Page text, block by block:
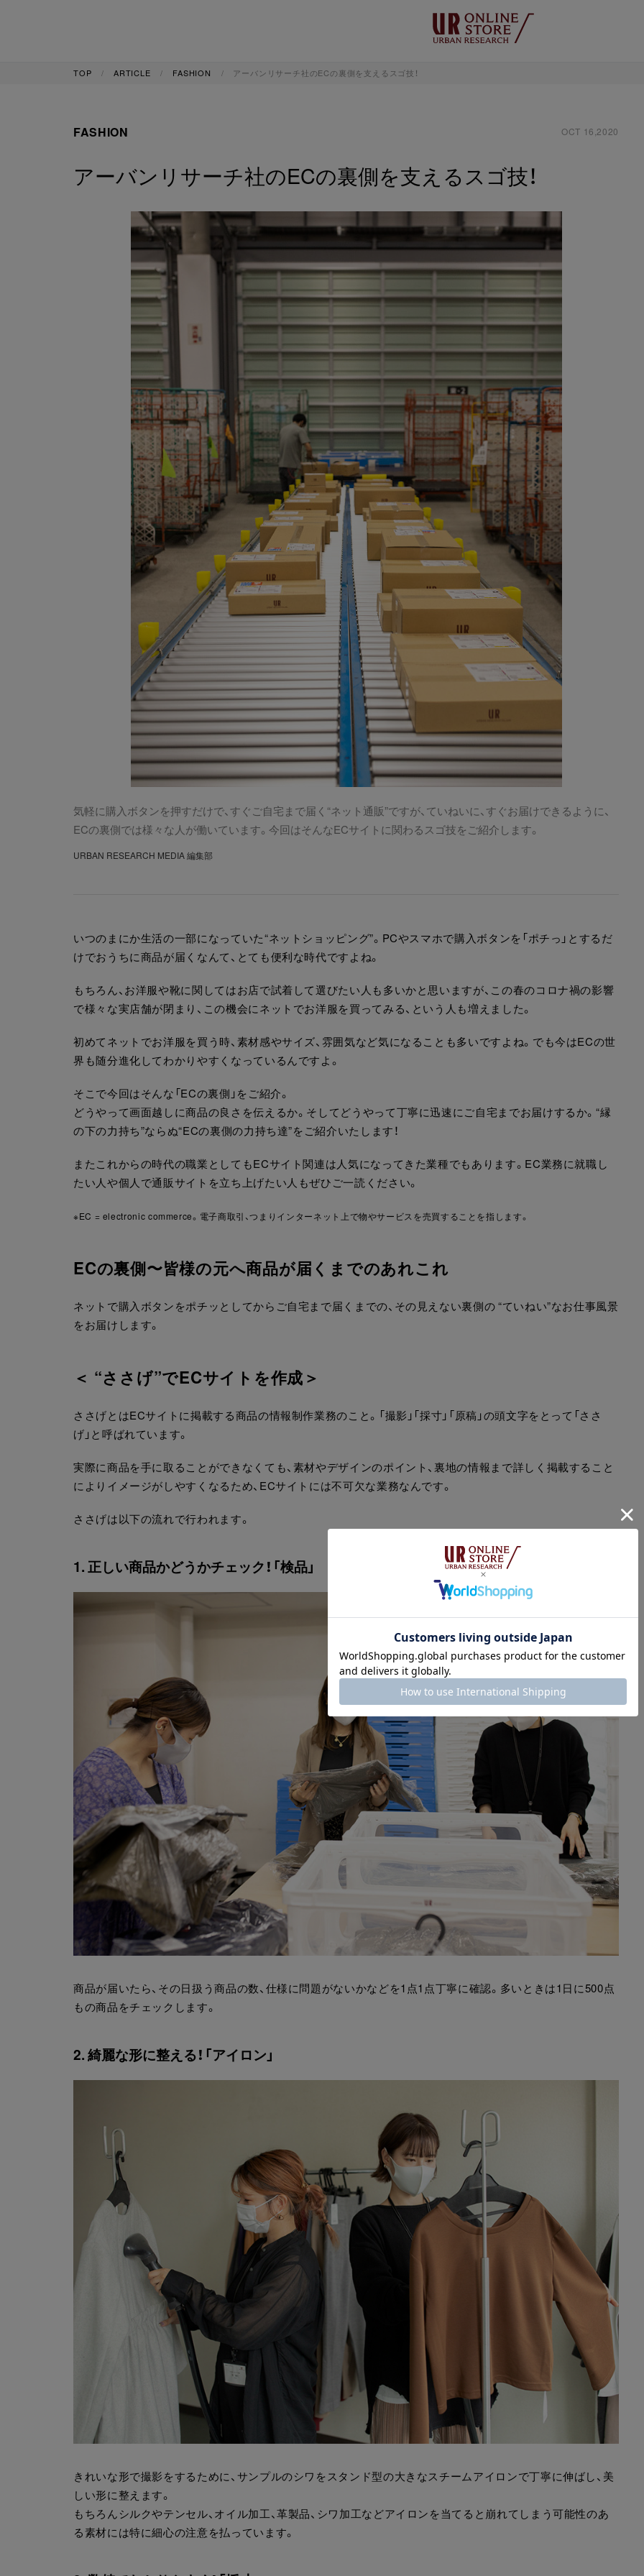
TOP ARTICLE FASHION アーバンリサーチ社のECの裏側を支えるスゴ技！
FASHION OCT 16,2020
アーバンリサーチ社のECの裏側を支えるスゴ技！
気軽に購入ボタンを押すだけで、すぐご自宅まで届く“ネット通販”ですが、ていねいに、すぐお届けできるように、
ECの裏側では様々な人が働いています。今回はそんなECサイトに関わるスゴ技をご紹介します。
URBAN RESEARCH MEDIA 編集部
いつのまにか生活の一部になっていた“ネットショッピング”。PCやスマホで購入ボタンを「ポチっ」とするだ
けでおうちに商品が届くなんて、とても便利な時代ですよね。
もちろん、お洋服や靴に関してはお店で試着して選びたい人も多いかと思いますが、この春のコロナ禍の影響
で様々な実店舗が閉まり、この機会にネットでお洋服を買ってみる、という人も増えました。
初めてネットでお洋服を買う時、素材感やサイズ、雰囲気など気になることも多いですよね。でも今はECの世
界も随分進化してわかりやすくなっているんですよ。
そこで今回はそんな「ECの裏側」をご紹介。
どうやって画面越しに商品の良さを伝えるか。そしてどうやって丁寧に迅速にご自宅までお届けするか。“縁
の下の力持ち”ならぬ“ECの裏側の力持ち達”をご紹介いたします！
またこれからの時代の職業としてもECサイト関連は人気になってきた業種でもあります。EC業務に就職し
たい人や個人で通販サイトを立ち上げたい人もぜひご一読ください。
※EC = electronic commerce。電子商取引、つまりインターネット上で物やサービスを売買することを指します。
ECの裏側〜皆様の元へ商品が届くまでのあれこれ
ネットで購入ボタンをポチッとしてからご自宅まで届くまでの、その見えない裏側の “ていねい”なお仕事風景
をお届けします。
＜ “ささげ”でECサイトを作成＞
ささげとはECサイトに掲載する商品の情報制作業務のこと。「撮影」「採寸」「原稿」の頭文字をとって「ささ
げ」と呼ばれています。
実際に商品を手に取ることができなくても、素材やデザインのポイント、裏地の情報まで詳しく掲載すること
によりイメージがしやすくなるため、ECサイトには不可欠な業務なんです。
ささげは以下の流れで行われます。
1. 正しい商品かどうかチェック！「検品」
商品が届いたら、その日扱う商品の数、仕様に問題がないかなどを1点1点丁寧に確認。多いときは1日に500点
もの商品をチェックします。
2. 綺麗な形に整える！「アイロン」
きれいな形で撮影をするために、サンプルのシワをスタンド型の大きなスチームアイロンで丁寧に伸ばし、美
しい形に整えます。
もちろんシルクやテンセル、オイル加工、革製品、シワ加工などアイロンを当てると崩れてしまう可能性のあ
る素材には特に細心の注意を払っています。